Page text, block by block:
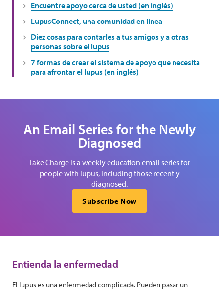
Encuentre apoyo cerca de usted (en inglés)
LupusConnect, una comunidad en línea
Diez cosas para contarles a tus amigos y a otras
personas sobre el lupus
7 formas de crear el sistema de apoyo que necesita
para afrontar el lupus (en inglés)
An Email Series for the Newly
Diagnosed
Take Charge is a weekly education email series for
people with lupus, including those recently
diagnosed.
Subscribe Now
Entienda la enfermedad
El lupus es una enfermedad complicada. Pueden pasar un